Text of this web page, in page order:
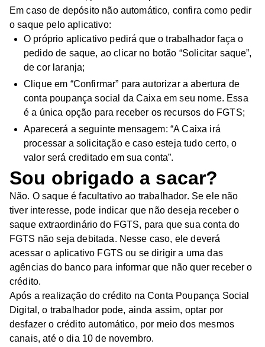
Em caso de depósito não automático, confira como pedir
o saque pelo aplicativo:
O próprio aplicativo pedirá que o trabalhador faça o
pedido de saque, ao clicar no botão “Solicitar saque”,
de cor laranja;
Clique em “Confirmar” para autorizar a abertura de
conta poupança social da Caixa em seu nome. Essa
é a única opção para receber os recursos do FGTS;
Aparecerá a seguinte mensagem: “A Caixa irá
processar a solicitação e caso esteja tudo certo, o
valor será creditado em sua conta”.
Sou obrigado a sacar?
Não. O saque é facultativo ao trabalhador. Se ele não
tiver interesse, pode indicar que não deseja receber o
saque extraordinário do FGTS, para que sua conta do
FGTS não seja debitada. Nesse caso, ele deverá
acessar o aplicativo FGTS ou se dirigir a uma das
agências do banco para informar que não quer receber o
crédito.
Após a realização do crédito na Conta Poupança Social
Digital, o trabalhador pode, ainda assim, optar por
desfazer o crédito automático, por meio dos mesmos
canais, até o dia 10 de novembro.